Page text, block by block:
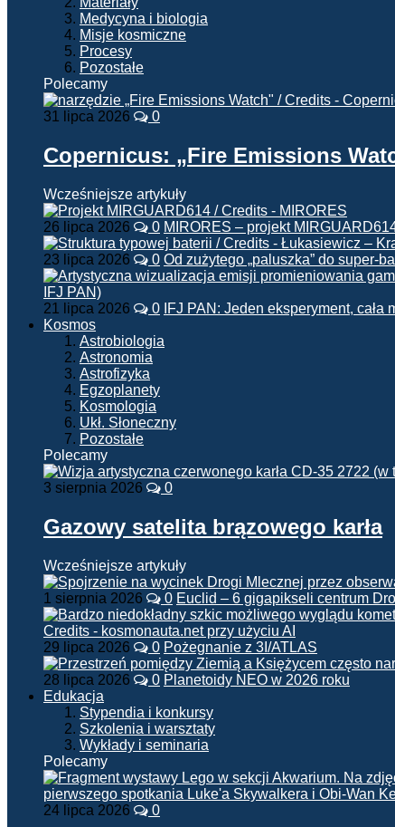
Medycyna i biologia
Misje kosmiczne
Procesy
Pozostałe
Polecamy
31 lipca 2026 0
Copernicus: „Fire Emissions
Wcześniejsze artykuły
26 lipca 2026 0 MIRORES – projekt
23 lipca 2026 0 Od zużytego „paluszka” do super-
21 lipca 2026 0 IFJ PAN: Jeden eksperyment,
Kosmos
Astrobiologia
Astronomia
Astrofizyka
Egzoplanety
Kosmologia
Ukł. Słoneczny
Pozostałe
Polecamy
3 sierpnia 2026 0
Gazowy satelita brązowego karła
Wcześniejsze artykuły
1 sierpnia 2026 0 Euclid – 6 gigapikseli centrum
29 lipca 2026 0 Pożegnanie z 3I/ATLAS
28 lipca 2026 0 Planetoidy NEO w 2026 roku
Edukacja
Stypendia i konkursy
Szkolenia i warsztaty
Wykłady i seminaria
Polecamy
24 lipca 2026 0